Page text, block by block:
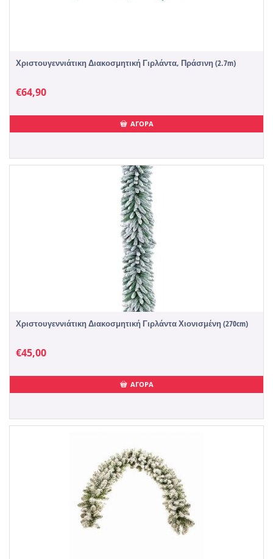
Χριστουγεννιάτικη Διακοσμητική Γιρλάντα, Πράσινη (2.7m)
€64,90
ΑΓΟΡΑ
Χριστουγεννιάτικη Διακοσμητική Γιρλάντα Χιονισμένη (270cm)
€45,00
ΑΓΟΡΑ